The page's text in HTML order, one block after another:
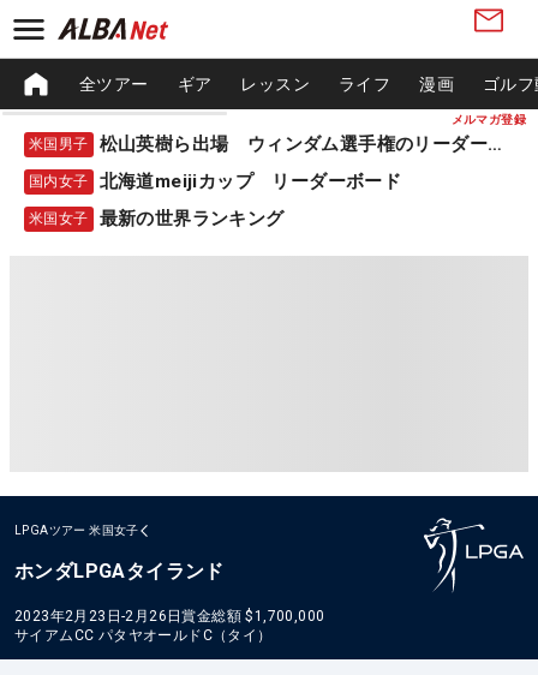
メルマガ登録
全ツアー ギア レッスン ライフ 漫画 ゴル
米国男子 松山英樹ら出場 ウィンダム選手権のリーダーボード
国内女子 北海道meijiカップ リーダーボード
米国女子 最新の世界ランキング
LPGAツアー 米国女子
ホンダLPGAタイランド
2023年2月23日-2月26日賞金総額 $1,700,000
サイアムCC パタヤオールドC（タイ）